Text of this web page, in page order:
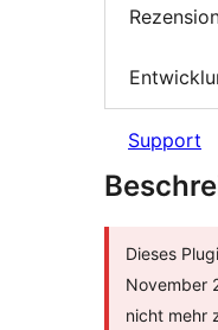
Support
Dieses
November
nicht mehr